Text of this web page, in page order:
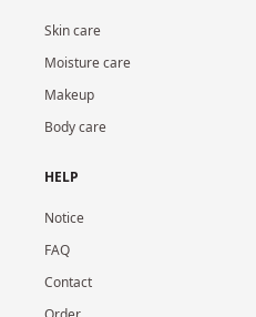
Skin care
Moisture care
Makeup
Body care
HELP
Notice
FAQ
Contact